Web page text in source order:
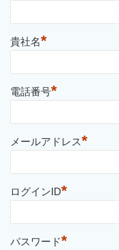
貴社名*
電話番号*
メールアドレス*
ログインID*
パスワード*